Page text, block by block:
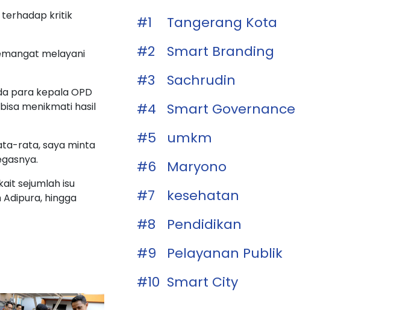
terhadap kritik
melayani
para kepala OPD
menikmati hasil
rata, saya minta
sejumlah isu
hingga
#1
Tangerang Kota
#2
Smart Branding
#3
Sachrudin
#4
Smart Governance
#5
umkm
#6
Maryono
#7
kesehatan
#8
Pendidikan
#9
Pelayanan Publik
#10 Smart City